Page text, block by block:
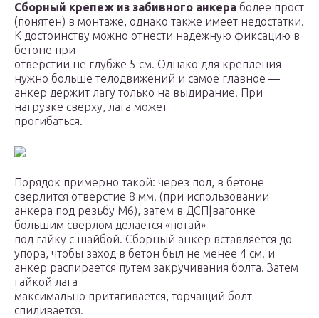
Сборный крепеж из забивного анкера более прост
(понятен) в монтаже, однако также имеет недостатки.
К достоинству можно отнести надежную фиксацию в
бетоне при
отверстии не глубже 5 см. Однако для крепления
нужно больше телодвижений и самое главное —
анкер держит лагу только на выдирание. При
нагрузке сверху, лага может
прогибаться.
Порядок примерно такой: через пол, в бетоне
сверлится отверстие 8 мм. (при использовании
анкера под резьбу М6), затем в ДСП|вагонке
большим сверлом делается «потай»
под гайку с шайбой. Сборный анкер вставляется до
упора, чтобы заход в бетон был не менее 4 см. и
анкер распирается путем закручивания болта. Затем
гайкой лага
максимально притягивается, торчащий болт
спиливается.